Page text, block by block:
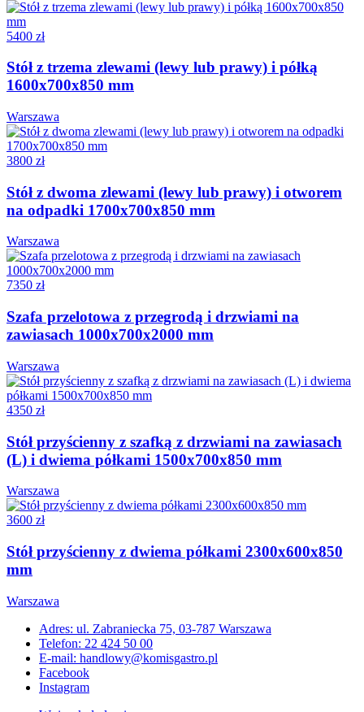
5400 zł
Stół z trzema zlewami (lewy lub prawy) i półką
1600x700x850 mm
Warszawa
3800 zł
Stół z dwoma zlewami (lewy lub prawy) i otworem
na odpadki 1700x700x850 mm
Warszawa
7350 zł
Szafa przelotowa z przegrodą i drzwiami na
zawiasach 1000x700x2000 mm
Warszawa
4350 zł
Stół przyścienny z szafką z drzwiami na zawiasach
(L) i dwiema półkami 1500x700x850 mm
Warszawa
3600 zł
Stół przyścienny z dwiema półkami 2300x600x850
mm
Warszawa
Adres: ul. Zabraniecka 75, 03-787 Warszawa
Telefon: 22 424 50 00
E-mail: handlowy@komisgastro.pl
Facebook
Instagram